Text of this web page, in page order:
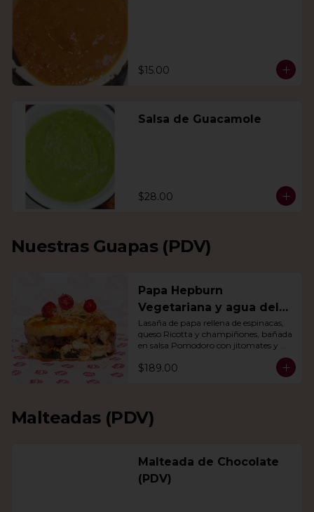
$15.00
Salsa de Guacamole
$28.00
Nuestras Guapas (PDV)
Papa Hepburn
Vegetariana y agua del
día
Lasaña de papa rellena de espinacas,
queso Ricotta y champiñones, bañada
en salsa Pomodoro con jitomates y
queso gratinado. Incluye una agua del
día.
$189.00
Malteadas (PDV)
Malteada de Chocolate
(PDV)